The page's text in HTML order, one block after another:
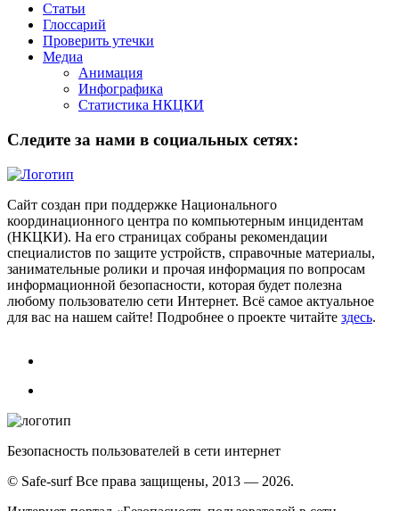
Статьи
Глоссарий
Проверить утечки
Медиа
Анимация
Инфографика
Статистика НКЦКИ
Следите за нами в социальных сетях:
Сайт создан при поддержке Национального
координационного центра по компьютерным инцидентам
(НКЦКИ). На его страницах собраны рекомендации
специалистов по защите устройств, справочные материалы,
занимательные ролики и прочая информация по вопросам
информационной безопасности, которая будет полезна
любому пользователю сети Интернет. Всё самое актуальное
для вас на нашем сайте! Подробнее о проекте читайте здесь.
Безопасность пользователей в сети интернет
© Safe-surf Все права защищены, 2013 — 2026.